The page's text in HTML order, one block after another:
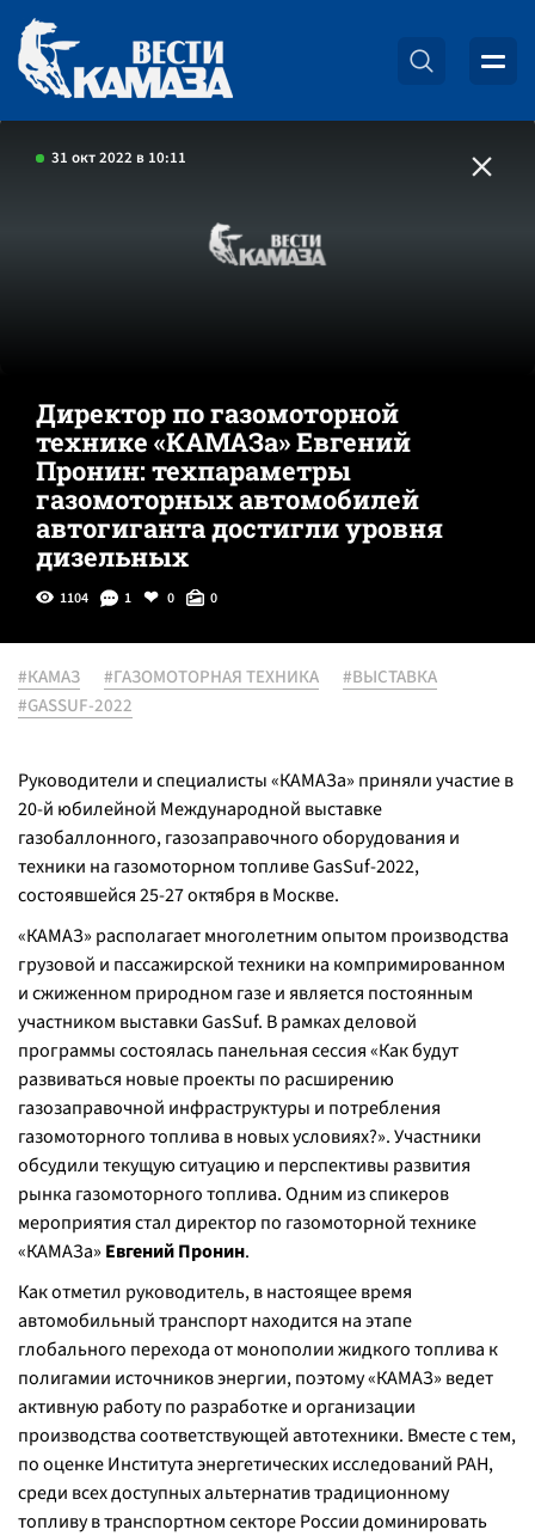
31 окт 2022 в 10:11
Директор по газомоторной
технике «КАМАЗа» Евгений
Пронин: техпараметры
газомоторных автомобилей
автогиганта достигли уровня
дизельных
1104 1 0 0
#КАМАЗ #ГАЗОМОТОРНАЯ ТЕХНИКА
#ВЫСТАВКА
#GASSUF-2022
Руководители и специалисты «КАМАЗа» приняли участие в
20-й юбилейной Международной выставке
газобаллонного, газозаправочного оборудования и
техники на газомоторном топливе GasSuf-2022,
состоявшейся 25-27 октября в Москве.
«КАМАЗ» располагает многолетним опытом производства
грузовой и пассажирской техники на компримированном
и сжиженном природном газе и является постоянным
участником выставки GasSuf. В рамках деловой
программы состоялась панельная сессия «Как будут
развиваться новые проекты по расширению
газозаправочной инфраструктуры и потребления
газомоторного топлива в новых условиях?». Участники
обсудили текущую ситуацию и перспективы развития
рынка газомоторного топлива. Одним из спикеров
мероприятия стал директор по газомоторной технике
«КАМАЗа» Евгений Пронин.
Как отметил руководитель, в настоящее время
автомобильный транспорт находится на этапе
глобального перехода от монополии жидкого топлива к
полигамии источников энергии, поэтому «КАМАЗ» ведет
активную работу по разработке и организации
производства соответствующей автотехники. Вместе с тем,
по оценке Института энергетических исследований РАН,
среди всех доступных альтернатив традиционному
топливу в транспортном секторе России доминировать